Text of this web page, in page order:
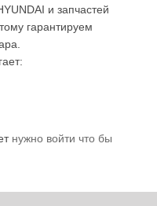
и запчастей
гарантируем
нужно войти что бы